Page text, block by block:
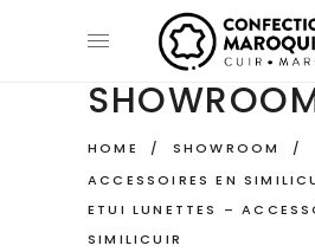
HOME / SHOWROOM
/
ACCESSOIRES EN
ETUI LUNETTES –
SIMILICUIR